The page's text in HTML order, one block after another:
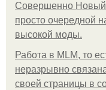
Совершенно Новый
просто очередной
высокой моды.
Работа в MLM, то
неразрывно
своей страницы в